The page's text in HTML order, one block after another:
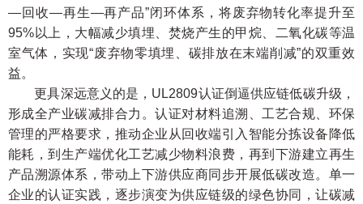
—回收—再生—再产品”闭环体系，将废弃物转化率提升至
95%以上，大幅减少填埋、焚烧产生的甲烷、二氧化碳等温
室气体，实现“废弃物零填埋、碳排放在末端削减”的双重效
益。
更具深远意义的是，UL2809认证倒逼供应链低碳升级，
形成全产业碳减排合力。认证对材料追溯、工艺合规、环保
管理的严格要求，推动企业从回收端引入智能分拣设备降低
能耗，到生产端优化工艺减少物料浪费，再到下游建立再生
产品溯源体系，带动上下游供应商同步开展低碳改造。单一
企业的认证实践，逐步演变为供应链级的绿色协同，让碳减